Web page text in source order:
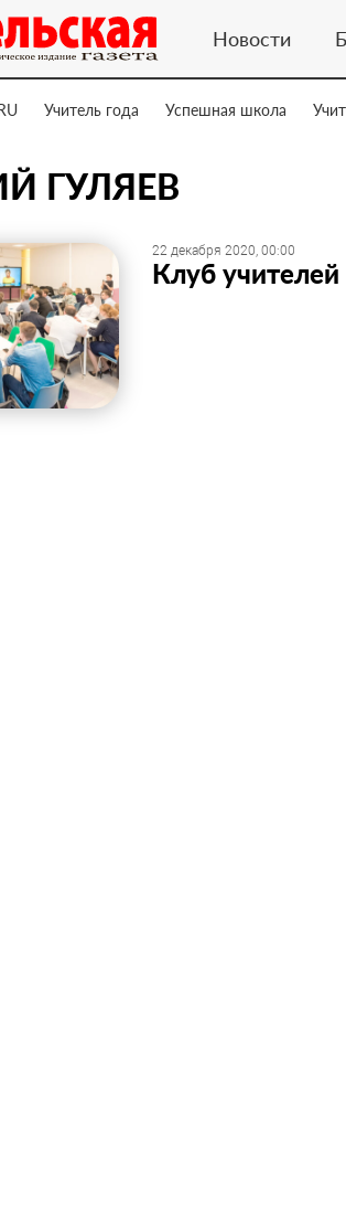
Новости
Учитель года Успешная школа
ГУЛЯЕВ
22 декабря 2020, 00:00
Клуб